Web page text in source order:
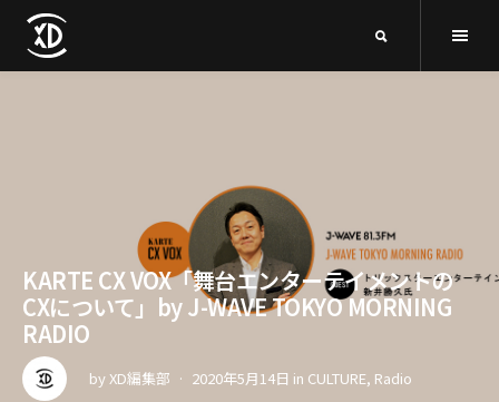
KARTE CX VOX「舞台エンターテイメントの
CXについて」by J-WAVE TOKYO MORNING
RADIO
byXD編集部 2020年5月14日 in CULTURE, Radio